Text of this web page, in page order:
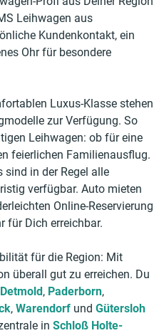
Leihwagen aus
Kundenkontakt, ein
Ohr für besondere
Luxus-Klasse stehen
zur Verfügung. So
Leihwagen: ob für eine
feierlichen Familienausflug.
sind in der Regel alle
verfügbar. Auto mieten
Online-Reservierung
für Dich erreichbar.
für die Region: Mit
überall gut zu erreichen. Du
Detmold, Paderborn,
, Warendorf und Gütersloh
in Schloß Holte-